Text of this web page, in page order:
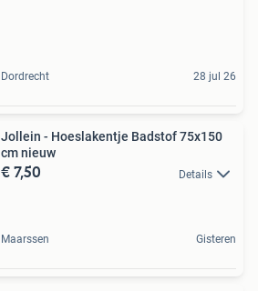
Dordrecht 28 jul 26
Jollein - Hoeslakentje Badstof 75x150
cm nieuw
€ 7,50 Details
Maarssen Gisteren